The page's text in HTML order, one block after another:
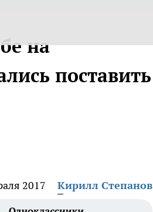
на
поставить
2017 Кирилл Степанов